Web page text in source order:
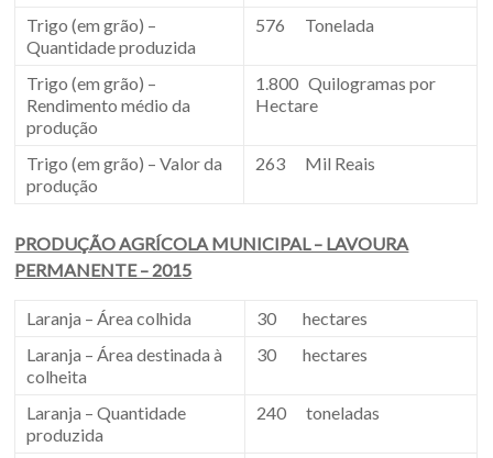
Trigo (em grão) –
Quantidade produzida
576 Tonelada
Trigo (em grão) –
Rendimento médio da
produção
1.800 Quilogramas por
Hectare
Trigo (em grão) – Valor da
produção
263 Mil Reais
PRODUÇÃO AGRÍCOLA MUNICIPAL – LAVOURA
PERMANENTE – 2015
Laranja – Área colhida
30 hectares
Laranja – Área destinada à
colheita
30 hectares
Laranja – Quantidade
produzida
240 toneladas